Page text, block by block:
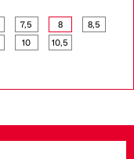
7,5 8
8,5
10 10,5